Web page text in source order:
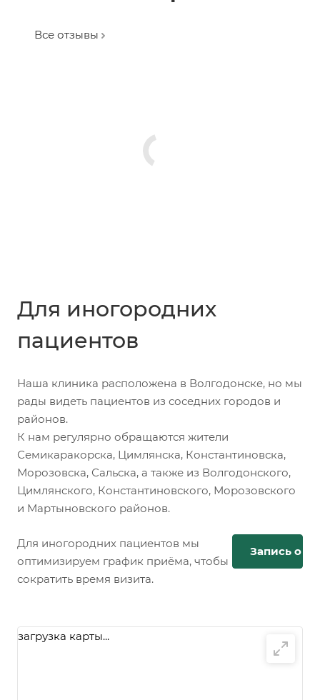
Все отзывы
Для иногородних
пациентов
Наша клиника расположена в Волгодонске, но мы
рады видеть пациентов из соседних городов и
районов.
К нам регулярно обращаются жители
Семикаракорска, Цимлянска, Константиновска,
Морозовска, Сальска, а также из Волгодонского,
Цимлянского, Константиновского, Морозовского
и Мартыновского районов.
Для иногородних пациентов мы
оптимизируем график приёма, чтобы
сократить время визита.
Запись
загрузка карты...